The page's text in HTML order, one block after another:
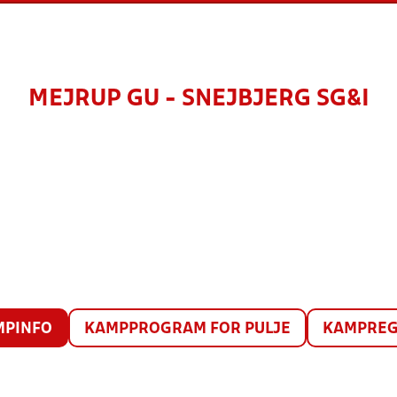
MEJRUP GU - SNEJBJERG SG&I
KAMPPROGRAM FOR PULJE